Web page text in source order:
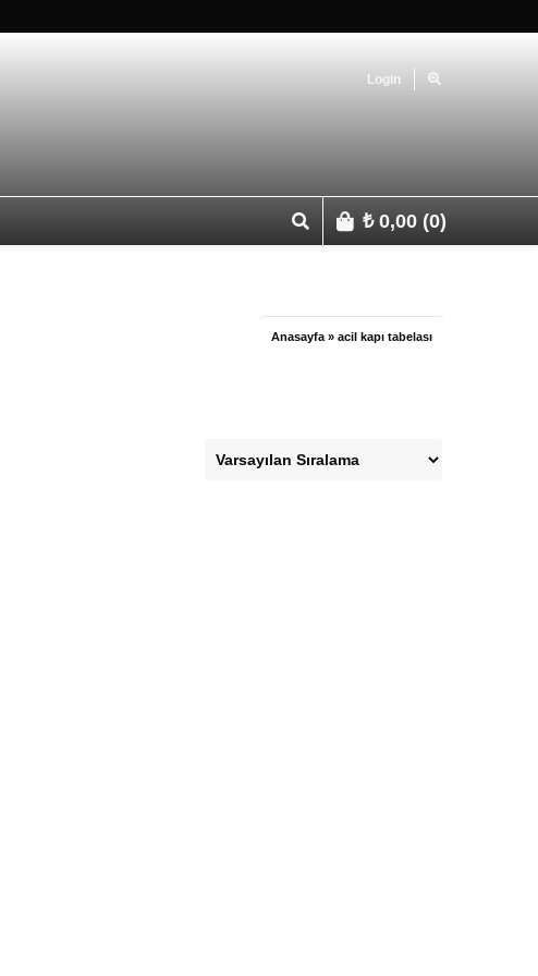
Login
₺0,00 (0)
Anasayfa » acil kapı tabelası